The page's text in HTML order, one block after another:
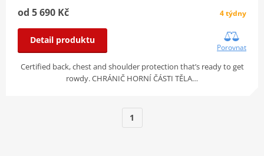
od 5 690 Kč 4 týdny
Detail produktu
Porovnat
Certified back, chest and shoulder protection that’s ready to get
rowdy. CHRÁNIČ HORNÍ ČÁSTI TĚLA…
1